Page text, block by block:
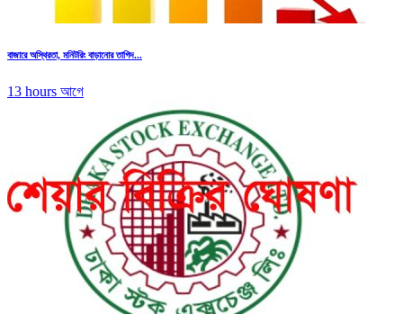
বাজারে অস্থিরতা, মনিটরিং বাড়ানোর তাগিদ...
13 hours আগে